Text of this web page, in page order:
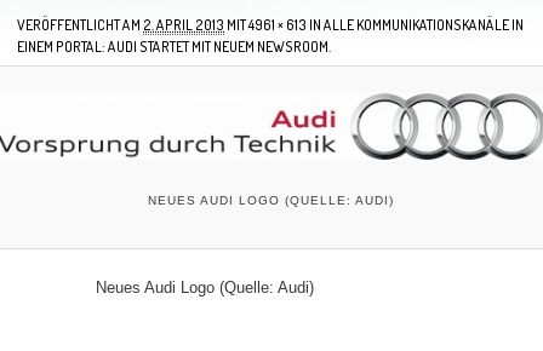
VERÖFFENTLICHT AM 2. APRIL 2013 MIT4961 × 613 IN ALLE KOMMUNIKATIONSKANÄLE IN
EINEM PORTAL: AUDI STARTET MIT NEUEM NEWSROOM.
NEUES AUDI LOGO (QUELLE: AUDI)
Neues Audi Logo (Quelle: Audi)